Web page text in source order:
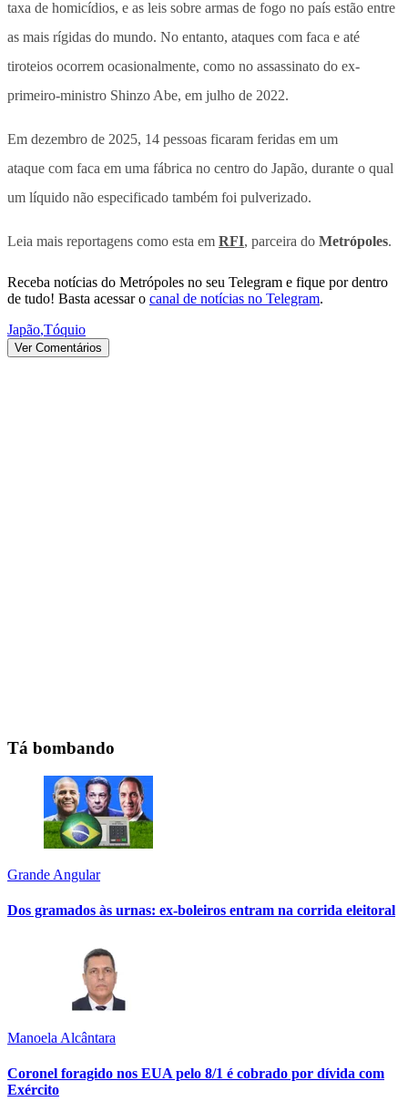
taxa de homicídios, e as leis sobre armas de fogo no país estão entre
as mais rígidas do mundo. No entanto, ataques com faca e até
tiroteios ocorrem ocasionalmente, como no assassinato do ex-
primeiro-ministro Shinzo Abe, em julho de 2022.
Em dezembro de 2025, 14 pessoas ficaram feridas em um
ataque com faca em uma fábrica no centro do Japão, durante o qual
um líquido não especificado também foi pulverizado.
Leia mais reportagens como esta em RFI, parceira do Metrópoles.
Receba notícias do Metrópoles no seu Telegram e fique por dentro
de tudo! Basta acessar o canal de notícias no Telegram.
Japão,Tóquio
Ver Comentários
Tá bombando
Grande Angular
Dos gramados às urnas: ex-boleiros entram na corrida eleitoral
Manoela Alcântara
Coronel foragido nos EUA pelo 8/1 é cobrado por dívida com
Exército